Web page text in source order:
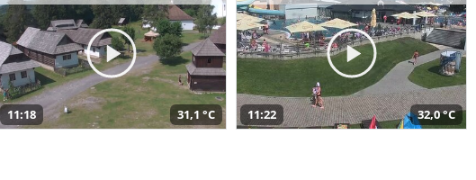
11:18 31,1 °C 11:22 32,0 °C